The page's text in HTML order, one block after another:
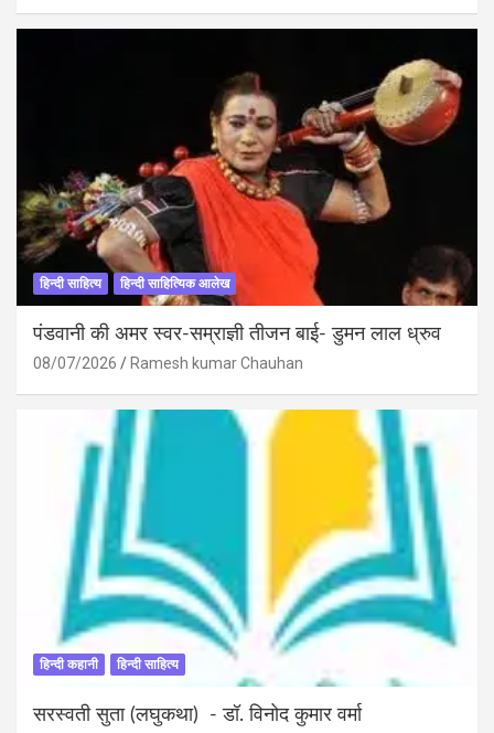
हिन्दी साहित्य हिन्दी साहित्यिक आलेख
पंडवानी की अमर स्वर-सम्राज्ञी तीजन बाई- डुमन लाल ध्रुव
08/07/2026 Ramesh kumar Chauhan
हिन्दी कहानी हिन्दी साहित्य
सरस्वती सुता (लघुकथा) ​- डॉ. विनोद कुमार वर्मा